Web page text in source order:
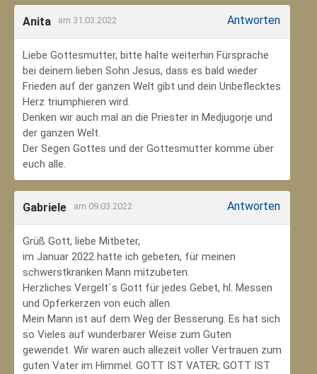
Anita am 31.03.2022 Antworten
Liebe Gottesmutter, bitte halte weiterhin Fürsprache
bei deinem lieben Sohn Jesus, dass es bald wieder
Frieden auf der ganzen Welt gibt und dein Unbeflecktes
Herz triumphieren wird.
Denken wir auch mal an die Priester in Medjugorje und
der ganzen Welt.
Der Segen Gottes und der Gottesmutter komme über
euch alle.
Gabriele am 09.03.2022 Antworten
Grüß Gott, liebe Mitbeter,
im Januar 2022 hatte ich gebeten, für meinen
schwerstkranken Mann mitzubeten.
Herzliches Vergelt´s Gott für jedes Gebet, hl. Messen
und Opferkerzen von euch allen.
Mein Mann ist auf dem Weg der Besserung. Es hat sich
so Vieles auf wunderbarer Weise zum Guten
gewendet. Wir waren auch allezeit voller Vertrauen zum
guten Vater im Himmel. GOTT IST VATER; GOTT IST